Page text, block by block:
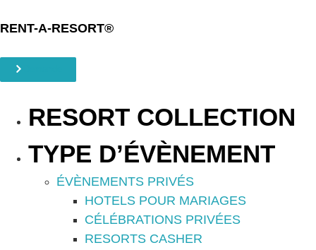
RENT-A-RESORT®
RESORT COLLECTION
TYPE D’ÉVÈNEMENT
ÉVÈNEMENTS PRIVÉS
HOTELS POUR MARIAGES
CÉLÉBRATIONS PRIVÉES
RESORTS CASHER